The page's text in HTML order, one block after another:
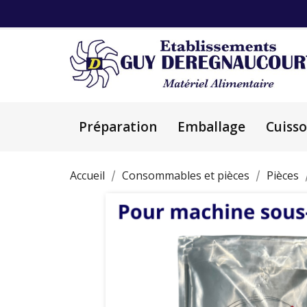
Préparation Emballage
Accueil Consommables et pièces Pièces